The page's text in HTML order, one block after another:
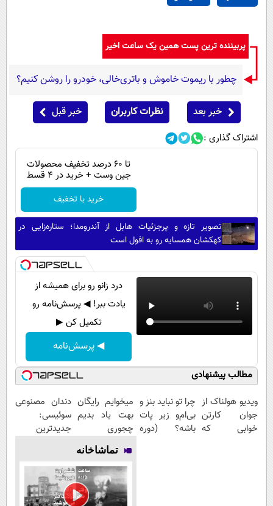
پربیننده ترین پست همین یک ساعت اخیر
چطور با ریموت خاموش و باتری‌خالی، خودرو را روشن کنیم؟
خبر بعد نظرات کاربران خبر قبل
اشتراک گذاری :
تا 60 درصد تخفیف محصولات
جین وست + خرید در 4 قسط
خرید با تخفیف
تصویر تازه و پرجزئیات هابل از آندرومدا؛ ستاره‌زایی در
کهکشان همسایه رو به افول است
درد زانو رو برای همیشه از
یادت ببر! ◀ پرسش‌نامه رو
تکمیل کن ▶
◀ پرسش‌نامه
مطالب پیشنهادی
ویدیو هولناک از
جوان کارتن
خوابی که
چرا تو نباید بنز و
بی‌ام‌و زیر پات
باشه؟ (دوره
میخوایم رایگان
بهت یاد بدیم
چجوری
پولدارشی! باور
نداری امتحانش
مجانیه
دندان مصنوعی
سوئیسی:
جدیدترین
پرداخت قسطی
تماشاخانه